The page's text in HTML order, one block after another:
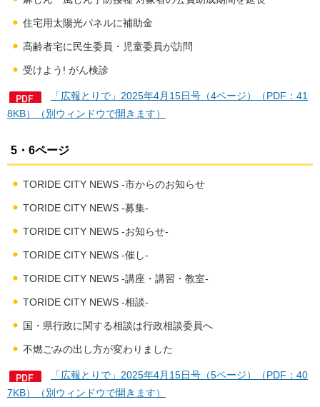
住宅用太陽光パネルに補助金
高齢者宅に民生委員・児童委員が訪問
受けよう! がん検診
「広報とりで」2025年4月15日号（4ページ）（PDF：41
8KB）（別ウィンドウで開きます）
5・6ページ
TORIDE CITY NEWS -市からのお知らせ
TORIDE CITY NEWS -募集-
TORIDE CITY NEWS -お知らせ-
TORIDE CITY NEWS -催し-
TORIDE CITY NEWS -講座・講習・教室-
TORIDE CITY NEWS -相談-
国・県行政に関する相談は行政相談委員へ
不燃ごみの出し方が変わりました
「広報とりで」2025年4月15日号（5ページ）（PDF：40
7KB）（別ウィンドウで開きます）